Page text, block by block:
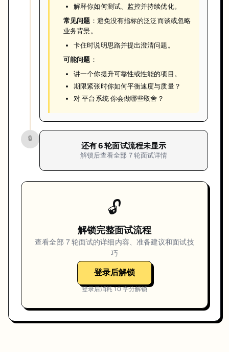
解释你如何测试、监控并持续优化。
常见问题 ：避免没有指标的泛泛而谈或忽略
业务背景。
卡住时说明思路并提出澄清问题。
可能问题 ：
讲一个你提升可靠性或性能的项目。
期限紧张时你如何平衡速度与质量？
对 平台系统 你会做哪些取舍？
🔒
还有6轮面试流程未显示
解锁后查看全部 7轮面试详情
🔓
解锁完整面试流程
查看全部 7轮面试的详细内容、准备建议和面试技
巧
登录后解锁
登录后消耗10学分解锁